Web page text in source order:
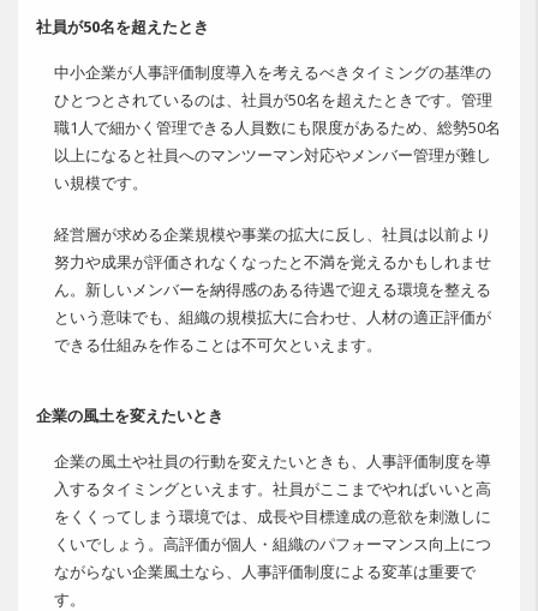
社員が50名を超えたとき
中小企業が人事評価制度導入を考えるべきタイミングの基準の
ひとつとされているのは、社員が50名を超えたときです。管理
職1人で細かく管理できる人員数にも限度があるため、総勢50名
以上になると社員へのマンツーマン対応やメンバー管理が難し
い規模です。
経営層が求める企業規模や事業の拡大に反し、社員は以前より
努力や成果が評価されなくなったと不満を覚えるかもしれませ
ん。新しいメンバーを納得感のある待遇で迎える環境を整える
という意味でも、組織の規模拡大に合わせ、人材の適正評価が
できる仕組みを作ることは不可欠といえます。
企業の風土を変えたいとき
企業の風土や社員の行動を変えたいときも、人事評価制度を導
入するタイミングといえます。社員がここまでやればいいと高
をくくってしまう環境では、成長や目標達成の意欲を刺激しに
くいでしょう。高評価が個人・組織のパフォーマンス向上につ
ながらない企業風土なら、人事評価制度による変革は重要で
す。